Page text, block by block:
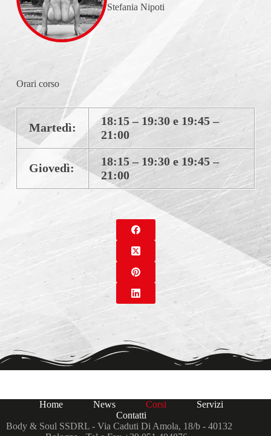
Stefania Nipoti
Orari corso
Martedì:
18:15 – 19:30 e 19:45 –
21:00
Giovedì:
18:15 – 19:30 e 19:45 –
21:00
Home News Corsi
Servizi
Contatti
Body & Soul SSDRL - Via Caduti Di Amola, 18/b - 40132